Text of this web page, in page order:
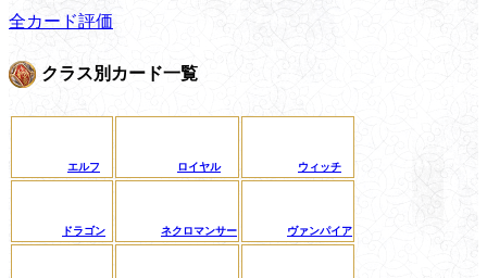
全カード評価
クラス別カード一覧
エルフ ロイヤル ウィッチ
ドラゴン ネクロマンサー ヴァンパイア